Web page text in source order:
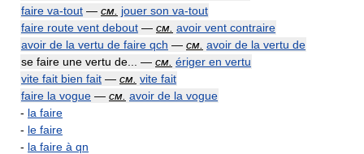
faire va-tout — см. jouer son va-tout
faire route vent debout — см. avoir vent contraire
avoir de la vertu de faire qch — см. avoir de la vertu de
se faire une vertu de... — см. ériger en vertu
vite fait bien fait — см. vite fait
faire la vogue — см. avoir de la vogue
- la faire
- le faire
- la faire à qn